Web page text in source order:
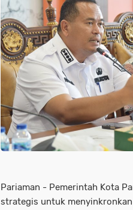
Pariaman - Pemerintah Kota
strategis untuk